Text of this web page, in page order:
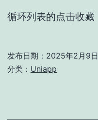
循环列表的点击收藏
发布日期： 2025年2月9日
分类： Uniapp